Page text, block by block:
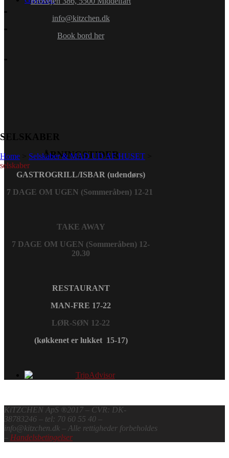
SELSKABER
Home Selskaber & MAD UD AF HUSET
selskaber
info@kitzchen.dk
Book bord her
ÅBNINGSTIDER
GASTROGRILL/ISBAR (udendørs)
7 DAGE OM UGEN (Sommeråben) 12-21
TAKE AWAY
7 DAGE OM UGEN (Sommeråben) 12-
20.30
RESTAURANT
MAN-FRE 17-22
LØR-SØN 12-22
(køkkenet er lukket 15-17)
KiTZCHEN ApS ®2017 – CVR: DK-
38783246 – tel: 70 60 55 40 –
info@kitzchen.dk – Alle rettigheder forbeholdes
– Handelsbetingelser